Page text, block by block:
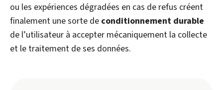
ou les expériences dégradées en cas de refus créent
finalement une sorte de conditionnement durable
de l’utilisateur à accepter mécaniquement la collecte
et le traitement de ses données.